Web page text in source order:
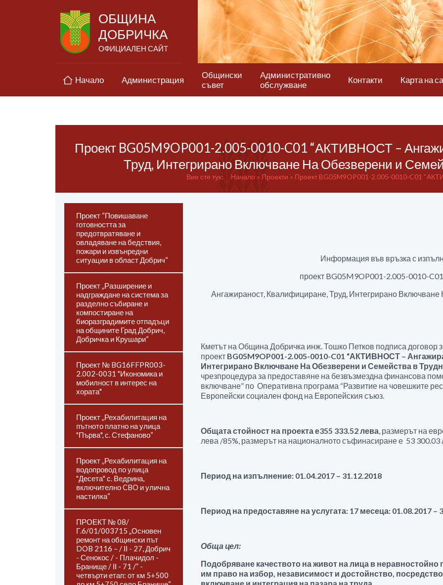
ОБЩИНА
ДОБРИЧКА
ОФИЦИАЛЕН САЙТ
Начало Администрация
Общински
съвет
Административно
обслужване
Контакти Карта на
Проект BG05M9OP001-2.005-0010-C01 “АКТИВНОСТ –
Труд, Интегрирано Включване На Обезверени и
Вие сте тук: Начало Проекти Проект BG05M9OP001-2.005-0010-C01
Проект “Повишаване
готовността за
предотвратяване и
овладяване на бедствия,
пожари и извънредни
ситуации в област Добрич“
Проект „Разширение и
надграждане на система за
разделно събиране и
компостиране на
биоразградимите отпадъци
на общините Град Добрич,
Добричка и Крушари“
Проект № BG16FFPR003-
2.002-0031 "Икономика и
мобилност в интерес на
хората"
Проект „Рехабилитация на
пътното платно на улица
"Първа", с. Стефаново“
Проект „Рехабилитация на
водопровод по улица
"Десета" с. Ведрина,
включително CBO и улична
настилка“
ПРОЕКТ № 08/
Г.6/01/003715 „Основен
ремонт на общински път
DOB 2116 – / ІІ - 27, Добрич
- Сенокос / - Плачидол -
Бранище / ІІ - 71 /” -
четвърти етап: от км 5+500
Информация във връзка с
проект BG05M9OP001-2.005-0010-
Ангажираност, Квалифициране, Труд, Интегрирано
Кметът на Община Добричка инж. Тошко Петков подписа договор
проект BG05M9OP001-2.005-0010-C01 “АКТИВНОСТ –
Интегрирано Включване На Обезверени и Семейства в
чрезпроцедура за предоставяне на безвъзмездна финансова
включване” по Оперативна програма “Развитие на човешките
Европейски социален фонд на Европейския съюз.
Общата стойност на проекта е355 333.52 лева, размерът на
лева /85%, размерът на националното съфинасиране е 53 300.03
Период на изпълнение: 01.04.2017 – 31.12.2018
Период на предоставяне на услугата: 17 месеца: 01.08.2017 –
Обща цел:
Подобряване качеството на живот на лица в
им право на избор, независимост и достойнство,